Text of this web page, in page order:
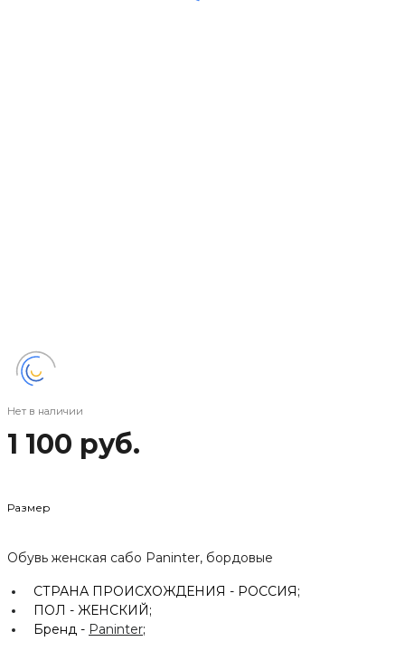
Нет в наличии
1 100 руб.
Размер
Обувь женская сабо Paninter, бордовые
СТРАНА ПРОИСХОЖДЕНИЯ - РОССИЯ;
ПОЛ - ЖЕНСКИЙ;
Бренд - Paninter;